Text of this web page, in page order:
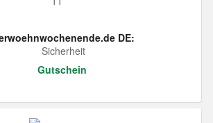
DE:
Sicherheit
Gutschein